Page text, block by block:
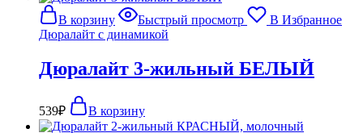
В корзину Быстрый просмотр
В Избранное
Дюралайт с динамикой
Дюралайт 3-жильный БЕЛЫЙ
539₽ В корзину